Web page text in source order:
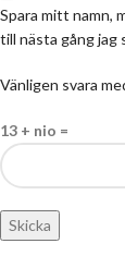
Spara mitt namn,
till nästa gång jag
Vänligen svara
13 + nio =